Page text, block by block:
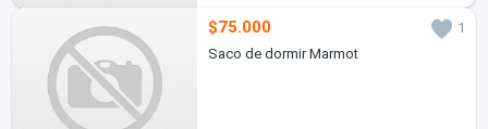
$75.000
1
Saco de dormir Marmot